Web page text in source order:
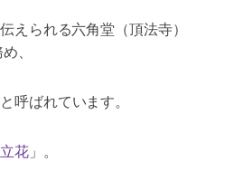
えられる六角堂（頂法寺）
、
と呼ばれています。
立花」。